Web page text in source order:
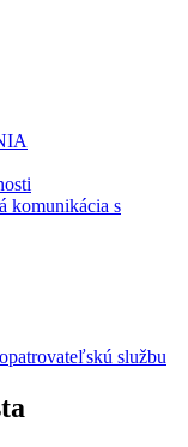
komunikácia s
službu